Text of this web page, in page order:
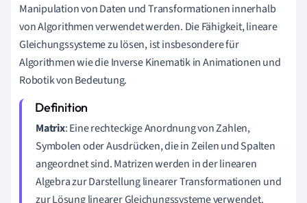
Manipulation von Daten und Transformationen innerhalb
von Algorithmen verwendet werden. Die Fähigkeit, lineare
Gleichungssysteme zu lösen, ist insbesondere für
Algorithmen wie die Inverse Kinematik in Animationen und
Robotik von Bedeutung.
Matrix: Eine rechteckige Anordnung von Zahlen,
Symbolen oder Ausdrücken, die in Zeilen und Spalten
angeordnet sind. Matrizen werden in der linearen
Algebra zur Darstellung linearer Transformationen und
zur Lösung linearer Gleichungssysteme verwendet.